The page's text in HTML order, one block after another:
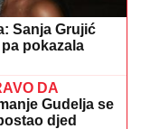
Sanja Grujić
pokazala
DA
Gudelja se
djed